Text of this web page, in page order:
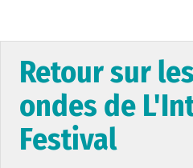
Retour sur
ondes de
Festival